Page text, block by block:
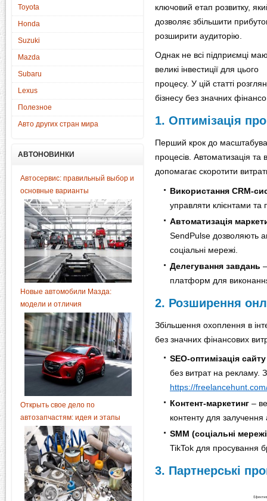
Toyota
Honda
Suzuki
Mazda
Subaru
Lexus
Полезное
Авто других стран мира
АВТОНОВИНКИ
Автосервис: правильный выбор и
основные варианты
Новые автомобили Мазда:
модели и отличия
Открыть свое дело по
автозапчастям: идея и этапы
ключовий етап розвитку,
дозволяє збільшити
розширити аудиторію.
Однак не всі підприємці
великі інвестиції для цього
процесу. У цій статті
бізнесу без значних
1. Оптимізація
Перший крок до
процесів. Автоматизація та
допомагає скоротити
Використання CRM-
управляти клієнтами
Автоматизація
SendPulse дозволяють
соціальні мережі.
Делегування завдань
платформ для
2. Розширення
Збільшення охоплення в
без значних фінансових
SEO-оптимізація сайту
без витрат на рекламу.
https://
Контент-маркетинг –
контенту для залучення
SMM (соціальні
TikTok для просування
3. Партнерські